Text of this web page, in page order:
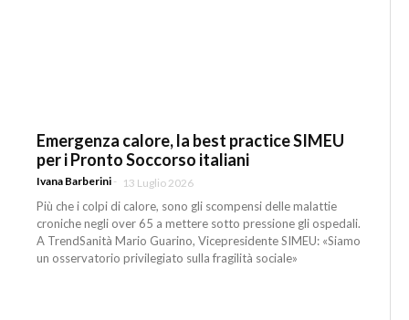
Emergenza calore, la best practice SIMEU
per i Pronto Soccorso italiani
Ivana Barberini - 13 Luglio 2026
Più che i colpi di calore, sono gli scompensi delle malattie
croniche negli over 65 a mettere sotto pressione gli ospedali.
A TrendSanità Mario Guarino, Vicepresidente SIMEU: «Siamo
un osservatorio privilegiato sulla fragilità sociale»